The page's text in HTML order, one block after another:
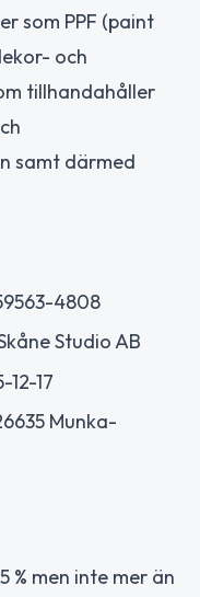
som PPF (paint
och
tillhandahåller
samt därmed
4808
Studio AB
12-17
Munka-
% men inte mer än